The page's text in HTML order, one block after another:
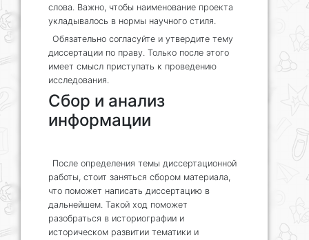
слова. Важно, чтобы наименование проекта
укладывалось в нормы научного стиля.
Обязательно согласуйте и утвердите тему
диссертации по праву. Только после этого
имеет смысл приступать к проведению
исследования.
Сбор и анализ
информации
После определения темы диссертационной
работы, стоит заняться сбором материала,
что поможет написать диссертацию в
дальнейшем. Такой ход поможет
разобраться в историографии и
историческом развитии тематики и